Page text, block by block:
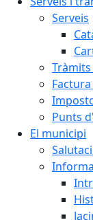
Serveis
Punts
El municipi